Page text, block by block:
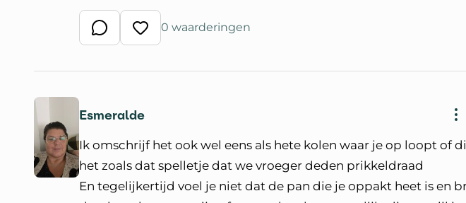
Schrijf een reactie
Waardeer reactie
0 waarderingen
Esmeralde
Ik omschrijf het ook wel eens als hete kolen waar je op loopt of
het zoals dat spelletje dat we vroeger deden prikkeldraad
En tegelijkertijd voel je niet dat de pan die je oppakt heet is en